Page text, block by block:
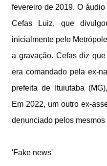
fevereiro de 2019. O
Cefas Luiz, que
inicialmente pelo
a gravação. Cefas diz
era comandado pela ex-
prefeita de Ituiutaba
Em 2022, um outro ex-
denunciado pelos mesmos
'Fake news'